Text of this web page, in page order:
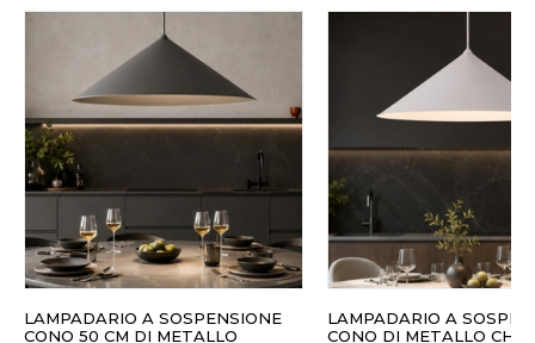
LAMPADARIO A SOSPENSIONE
CONO 50 CM DI METALLO
LAMPADARIO A
CONO DI METALLO